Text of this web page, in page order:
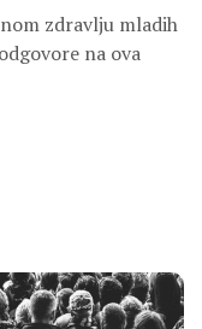
zdravlju mladih
na ova